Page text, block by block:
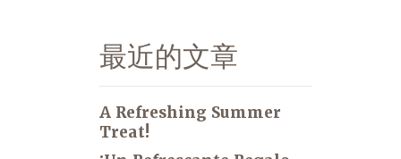
最近的文章
A Refreshing Summer
Treat!